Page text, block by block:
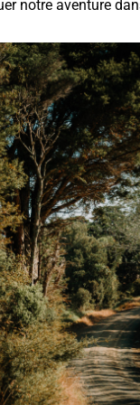
notre aventure